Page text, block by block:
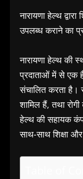
नारायणा हेल्थ
उपलब्ध कराने का
नारायणा हेल्थ की
प्रदाताओं में से एक
संचालित करता है।
शामिल हैं, तथा
हेल्थ की सहायक
साथ-साथ शिक्षा